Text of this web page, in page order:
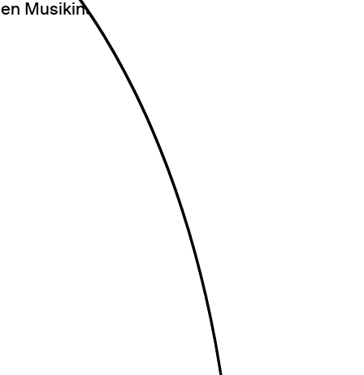
Musikinstruments des Künstlers und